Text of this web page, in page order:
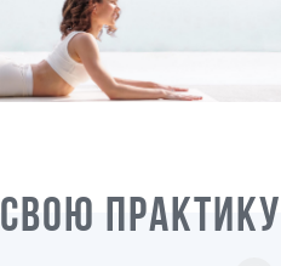
СВОЮ ПРАКТИКУ